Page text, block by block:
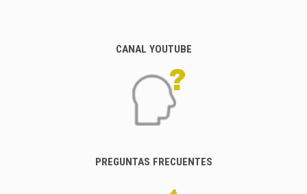
CANAL YOUTUBE
PREGUNTAS FRECUENTES